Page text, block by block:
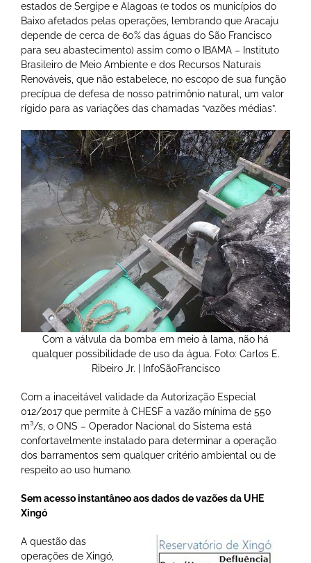
estados de Sergipe e Alagoas (e todos os municípios do
Baixo afetados pelas operações, lembrando que Aracaju
depende de cerca de 60% das águas do São Francisco
para seu abastecimento) assim como o IBAMA – Instituto
Brasileiro de Meio Ambiente e dos Recursos Naturais
Renováveis, que não estabelece, no escopo de sua função
precípua de defesa de nosso patrimônio natural, um valor
rígido para as variações das chamadas “vazões médias”.
Com a válvula da bomba em meio à lama, não há
qualquer possibilidade de uso da água. Foto: Carlos E.
Ribeiro Jr. | InfoSãoFrancisco
Com a inaceitável validade da Autorização Especial
012/2017 que permite à CHESF a vazão mínima de 550
m³/s, o ONS – Operador Nacional do Sistema está
confortavelmente instalado para determinar a operação
dos barramentos sem qualquer critério ambiental ou de
respeito ao uso humano.
Sem acesso instantâneo aos dados de vazões da UHE
Xingó
A questão das
operações de Xingó,